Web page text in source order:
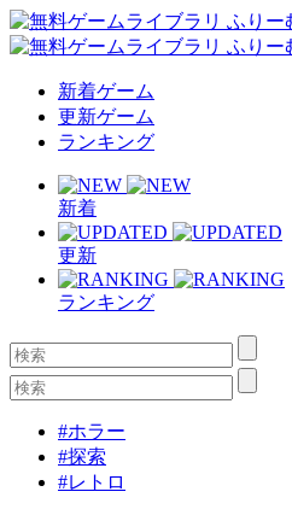
新着ゲーム
更新ゲーム
ランキング
新着
更新
ランキング
#ホラー
#探索
#レトロ